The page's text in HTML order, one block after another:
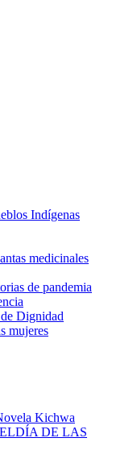
Indígenas
medicinales
de pandemia
Dignidad
mujeres
Kichwa
DE LAS